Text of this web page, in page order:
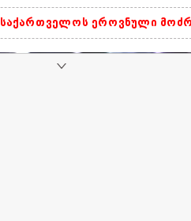
საქართველოს ეროვნული